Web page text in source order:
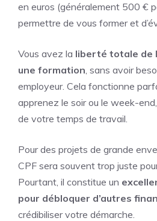
en euros (généralement 500 €
permettre de vous former et
Vous avez la liberté totale de
une formation, sans avoir
employeur. Cela fonctionne
apprenez le soir ou le week-
de votre temps de travail.
Pour des projets de grande
CPF sera souvent trop juste
Pourtant, il constitue un
pour débloquer d’autres
crédibiliser votre démarche.